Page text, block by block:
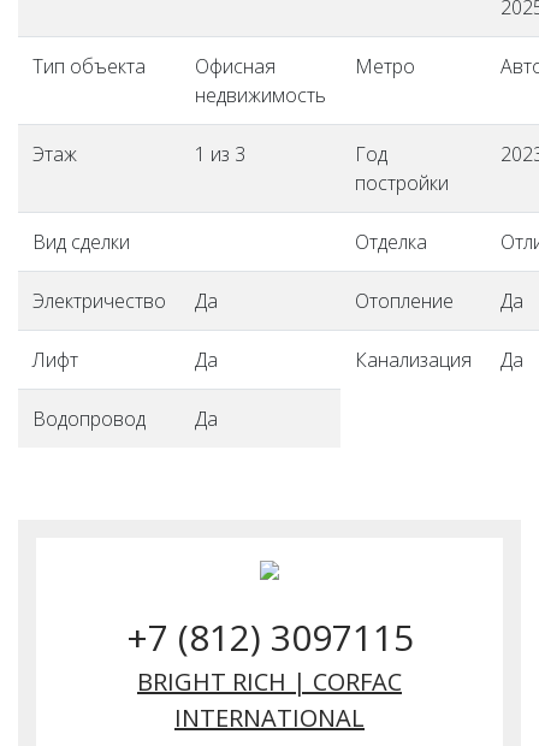
Тип объекта
Офисная
недвижимость
Метро
Этаж 1 из 3
Год
постройки
Вид сделки Отделка
Электричество Да Отопление Да
Лифт Да Канализация Да
Водопровод Да
+7 (812) 3097115
BRIGHT RICH | CORFAC
INTERNATIONAL